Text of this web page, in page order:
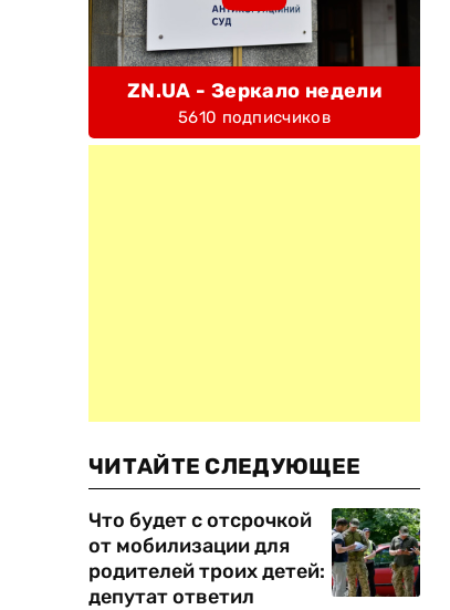
ZN.UA - Зеркало недели
5610 подписчиков
ЧИТАЙТЕ СЛЕДУЮЩЕЕ
Что будет с отсрочкой
от мобилизации для
родителей троих детей:
депутат ответил